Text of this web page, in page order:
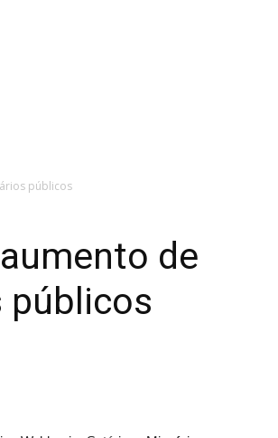
públicos
de
públicos